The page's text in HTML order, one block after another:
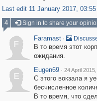
Last edit 11 January 2017, 03:55
4
Sign in to share your
F
Faramast ·
В то время этот
ожидания.
E
Eugen69 · 24 April
С этого вокзала я
бесчисленное
В то время, что